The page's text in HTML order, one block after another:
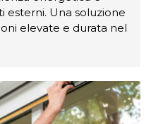
esterni. Una soluzione
elevate e durata nel